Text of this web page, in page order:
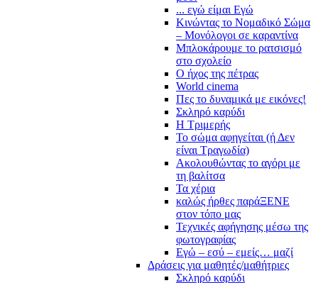
... εγώ είμαι Εγώ
Κινώντας το Νομαδικό Σώμα
– Μονόλογοι σε καραντίνα
Μπλοκάρουμε το ρατσισμό
στο σχολείο
Ο ήχος της πέτρας
World cinema
Πες το δυναμικά με εικόνες!
Σκληρό καρύδι
Η Τριμερής
Το σώμα αφηγείται (ή Δεν
είναι Τραγωδία)
Ακολουθώντας το αγόρι με
τη βαλίτσα
Τα χέρια
καλώς ήρθες παράΞΕΝΕ
στον τόπο μας
Τεχνικές αφήγησης μέσω της
φωτογραφίας
Εγώ – εσύ – εμείς… μαζί
Δράσεις για μαθητές/μαθήτριες
Σκληρό καρύδι